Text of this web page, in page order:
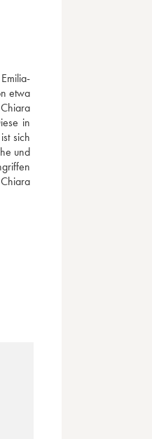
etwa
in
sich
und